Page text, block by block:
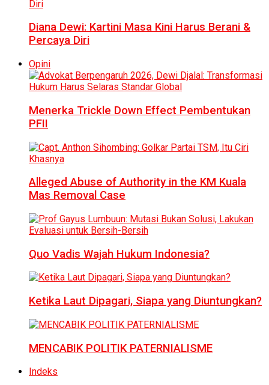
Diana Dewi: Kartini Masa Kini Harus Berani &
Percaya Diri
Opini
Menerka Trickle Down Effect Pembentukan
PFII
Alleged Abuse of Authority in the KM Kuala
Mas Removal Case
Quo Vadis Wajah Hukum Indonesia?
Ketika Laut Dipagari, Siapa yang Diuntungkan?
MENCABIK POLITIK PATERNIALISME
Indeks